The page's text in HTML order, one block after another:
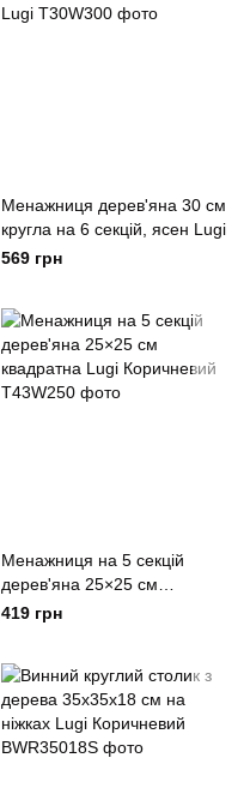
Менажниця дерев'яна 30 см
кругла на 6 секцій, ясен Lugi
569 грн
Менажниця на 5 секцій
дерев'яна 25×25 см
квадратна Lugi Коричневий
419 грн